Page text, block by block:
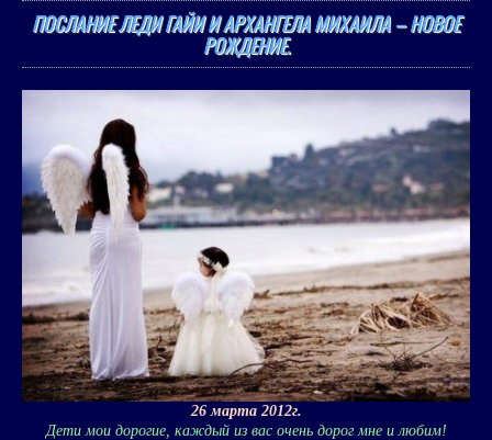
ПОСЛАНИЕ ЛЕДИ ГАЙИ И АРХАНГЕЛА МИХАИЛА – НОВОЕ
РОЖДЕНИЕ.
26 марта 2012г.
Дети мои дорогие, каждый из вас очень дорог мне и любим!